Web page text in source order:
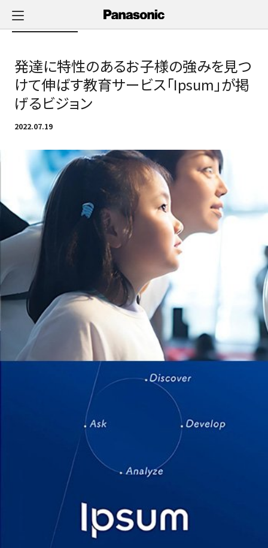
キ
ッ
発達に特性のあるお子様の強みを見つ
けて伸ばす教育サービス「Ipsum」が掲
げるビジョン
2022.07.19